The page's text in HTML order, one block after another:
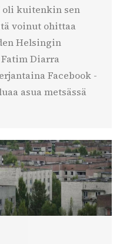
oli kuitenkin sen
voinut ohittaa
Helsingin
Diarra
Facebook -
asua metsässä